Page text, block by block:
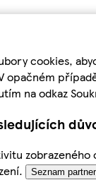
cookies,
opačném
na odkaz
Seznam